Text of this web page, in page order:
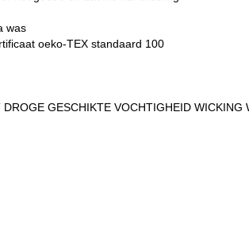
was
oeko-TEX standaard 100
GESCHIKTE VOCHTIGHEID